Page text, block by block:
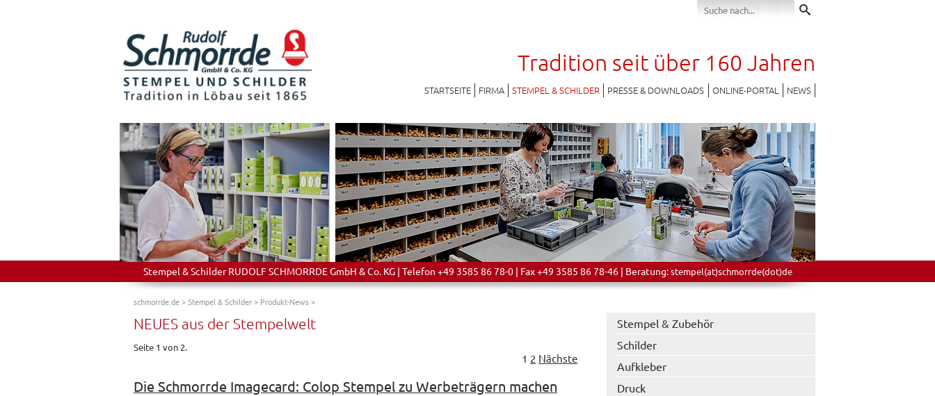
Tradition seit über 160 Jahren
STARTSEITE FIRMA STEMPEL & SCHILDER PRESSE & DOWNLOADS ONLINE-PORTAL NEWS
Stempel & Schilder RUDOLF SCHMORRDE GmbH & Co. KG | Telefon +49 3585 86 78-0 | Fax +49 3585 86 78-46 | Beratung:stempel(at)schmorrde(dot)de
schmorrde.de>Stempel & Schilder> Produkt-News>
NEUES aus der Stempelwelt
Seite 1 von 2.
1 2 Nächste
Die Schmorrde Imagecard: Colop Stempel zu Werbeträgern machen
Stempel & Zubehör
Schilder
Aufkleber
Druck